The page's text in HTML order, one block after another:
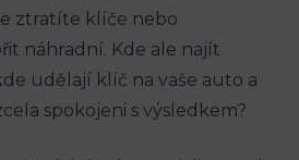
ztratíte‌ klíče nebo
⁢náhradní. Kde ale najít​
udělají klíč na​ vaše auto ​a​
spokojeni ‍s výsledkem?